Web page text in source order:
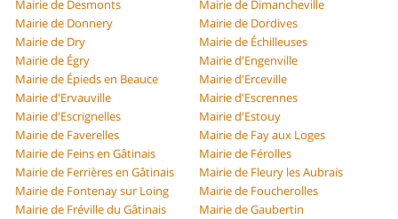
Mairie de Desmonts
Mairie de Dimancheville
Mairie de Donnery
Mairie de Dordives
Mairie de Dry
Mairie de Échilleuses
Mairie de Égry
Mairie d'Engenville
Mairie de Épieds en Beauce
Mairie d'Erceville
Mairie d'Ervauville
Mairie d'Escrennes
Mairie d'Escrignelles
Mairie d'Estouy
Mairie de Faverelles
Mairie de Fay aux Loges
Mairie de Feins en Gâtinais
Mairie de Férolles
Mairie de Ferrières en Gâtinais
Mairie de Fleury les Aubrais
Mairie de Fontenay sur Loing
Mairie de Foucherolles
Mairie de Fréville du Gâtinais
Mairie de Gaubertin